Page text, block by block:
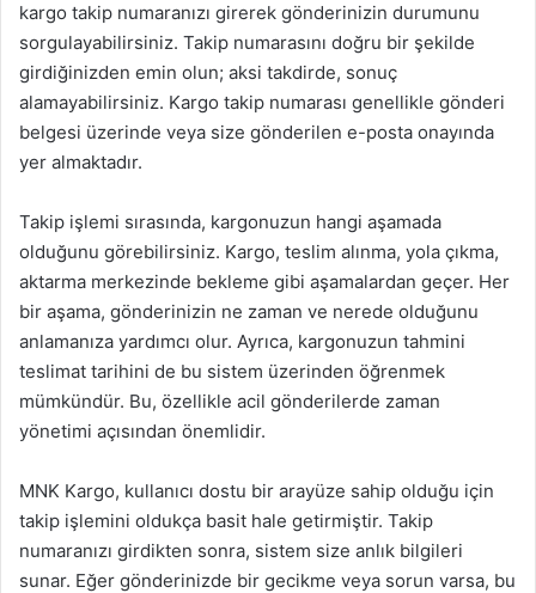
kargo takip numaranızı girerek gönderinizin durumunu
sorgulayabilirsiniz. Takip numarasını doğru bir şekilde
girdiğinizden emin olun; aksi takdirde, sonuç
alamayabilirsiniz. Kargo takip numarası genellikle gönderi
belgesi üzerinde veya size gönderilen e-posta onayında
yer almaktadır.
Takip işlemi sırasında, kargonuzun hangi aşamada
olduğunu görebilirsiniz. Kargo, teslim alınma, yola çıkma,
aktarma merkezinde bekleme gibi aşamalardan geçer. Her
bir aşama, gönderinizin ne zaman ve nerede olduğunu
anlamanıza yardımcı olur. Ayrıca, kargonuzun tahmini
teslimat tarihini de bu sistem üzerinden öğrenmek
mümkündür. Bu, özellikle acil gönderilerde zaman
yönetimi açısından önemlidir.
MNK Kargo, kullanıcı dostu bir arayüze sahip olduğu için
takip işlemini oldukça basit hale getirmiştir. Takip
numaranızı girdikten sonra, sistem size anlık bilgileri
sunar. Eğer gönderinizde bir gecikme veya sorun varsa, bu